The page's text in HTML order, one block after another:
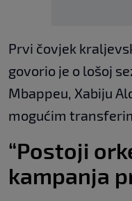
Prvi čovjek
govorio je o lošoj
Mbappeu, Xabiju
mogućim
“Postoji
kampanja